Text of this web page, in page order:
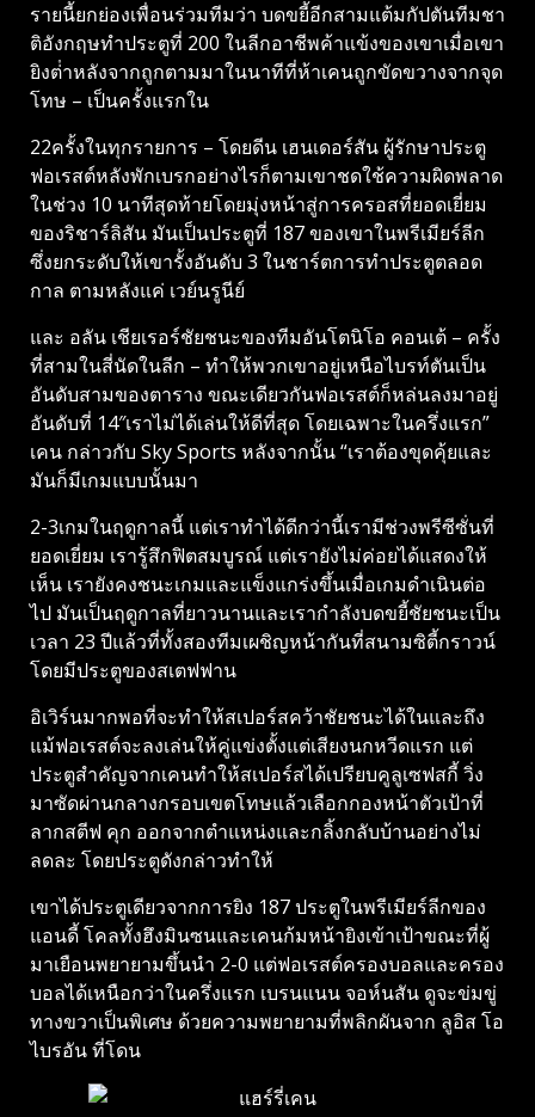
รายนี้ยกย่องเพื่อนร่วมทีมว่า บดขยี้อีกสามแต้มกัปตันทีมชา
ติอังกฤษทําประตูที่ 200 ในลีกอาชีพค้าแข้งของเขาเมื่อเขา
ยิงต่ําหลังจากถูกตามมาในนาทีที่ห้าเคนถูกขัดขวางจากจุด
โทษ – เป็นครั้งแรกใน
22ครั้งในทุกรายการ – โดยดีน เฮนเดอร์สัน ผู้รักษาประตู
ฟอเรสต์หลังพักเบรกอย่างไรก็ตามเขาชดใช้ความผิดพลาด
ในช่วง 10 นาทีสุดท้ายโดยมุ่งหน้าสู่การครอสที่ยอดเยี่ยม
ของริชาร์ลิสัน มันเป็นประตูที่ 187 ของเขาในพรีเมียร์ลีก
ซึ่งยกระดับให้เขารั้งอันดับ 3 ในชาร์ตการทําประตูตลอด
กาล ตามหลังแค่ เวย์นรูนีย์
และ อลัน เชียเรอร์ชัยชนะของทีมอันโตนิโอ คอนเต้ – ครั้ง
ที่สามในสี่นัดในลีก – ทําให้พวกเขาอยู่เหนือไบรท์ตันเป็น
อันดับสามของตาราง ขณะเดียวกันฟอเรสต์ก็หล่นลงมาอยู่
อันดับที่ 14″เราไม่ได้เล่นให้ดีที่สุด โดยเฉพาะในครึ่งแรก”
เคน กล่าวกับ Sky Sports หลังจากนั้น “เราต้องขุดคุ้ยและ
มันก็มีเกมแบบนั้นมา
2-3เกมในฤดูกาลนี้ แต่เราทําได้ดีกว่านี้เรามีช่วงพรีซีซั่นที่
ยอดเยี่ยม เรารู้สึกฟิตสมบูรณ์ แต่เรายังไม่ค่อยได้แสดงให้
เห็น เรายังคงชนะเกมและแข็งแกร่งขึ้นเมื่อเกมดําเนินต่อ
ไป มันเป็นฤดูกาลที่ยาวนานและเรากําลังบดขยี้ชัยชนะเป็น
เวลา 23 ปีแล้วที่ทั้งสองทีมเผชิญหน้ากันที่สนามซิตี้กราวน์
โดยมีประตูของสเตฟฟาน
อิเวิร์นมากพอที่จะทําให้สเปอร์สคว้าชัยชนะได้ในและถึง
แม้ฟอเรสต์จะลงเล่นให้คู่แข่งตั้งแต่เสียงนกหวีดแรก แต่
ประตูสําคัญจากเคนทําให้สเปอร์สได้เปรียบคูลูเซฟสกี้ วิ่ง
มาซัดผ่านกลางกรอบเขตโทษแล้วเลือกกองหน้าตัวเป้าที่
ลากสตีฟ คุก ออกจากตําแหน่งและกลิ้งกลับบ้านอย่างไม่
ลดละ โดยประตูดังกล่าวทําให้
เขาได้ประตูเดียวจากการยิง 187 ประตูในพรีเมียร์ลีกของ
แอนดี้ โคลทั้งฮึงมินซนและเคนก้มหน้ายิงเข้าเป้าขณะที่ผู้
มาเยือนพยายามขึ้นนํา 2-0 แต่ฟอเรสต์ครองบอลและครอง
บอลได้เหนือกว่าในครึ่งแรก เบรนแนน จอห์นสัน ดูจะข่มขู่
ทางขวาเป็นพิเศษ ด้วยความพยายามที่พลิกผันจาก ลูอิส โอ
ไบรอัน ที่โดน